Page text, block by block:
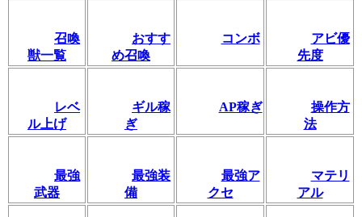
召喚
獣一覧
おすす
め召喚
コンボ
アビ優
先度
レベ
ル上げ
ギル稼
ぎ
AP稼ぎ
操作方
法
最強
武器
最強装
備
最強ア
クセ
マテリ
アル